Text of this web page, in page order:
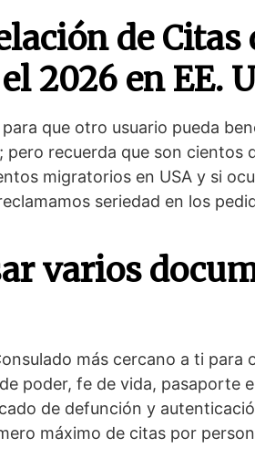
de
2026 en EE.
para que otro usuario pueda
; pero recuerda que son cientos
migratorios en USA y si
seriedad en los
varios
más cercano a ti para
poder, fe de vida, pasaporte
de defunción y
máximo de citas por